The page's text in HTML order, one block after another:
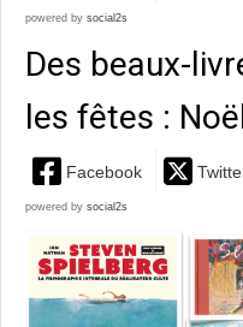
powered by social2s
Des beaux-
les fêtes :
Facebook
powered by social2s